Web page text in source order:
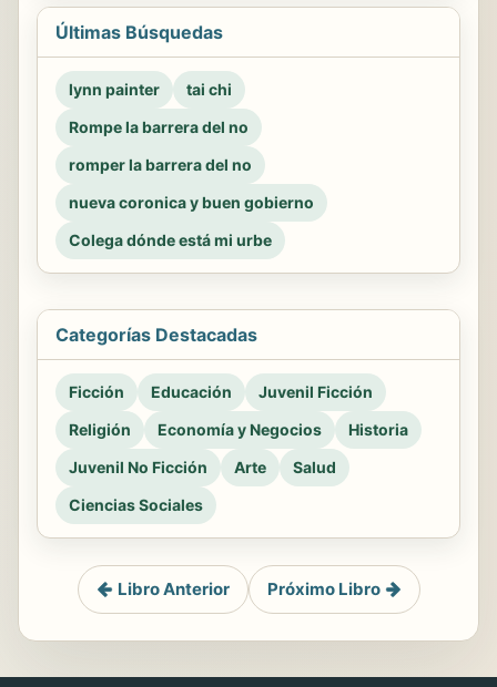
Últimas Búsquedas
lynn painter
tai chi
Rompe la barrera del no
romper la barrera del no
nueva coronica y buen gobierno
Colega dónde está mi urbe
Categorías Destacadas
Ficción Educación
Juvenil Ficción
Religión
Economía y Negocios
Historia
Juvenil No Ficción
Arte
Salud
Ciencias Sociales
Libro Anterior Próximo Libro